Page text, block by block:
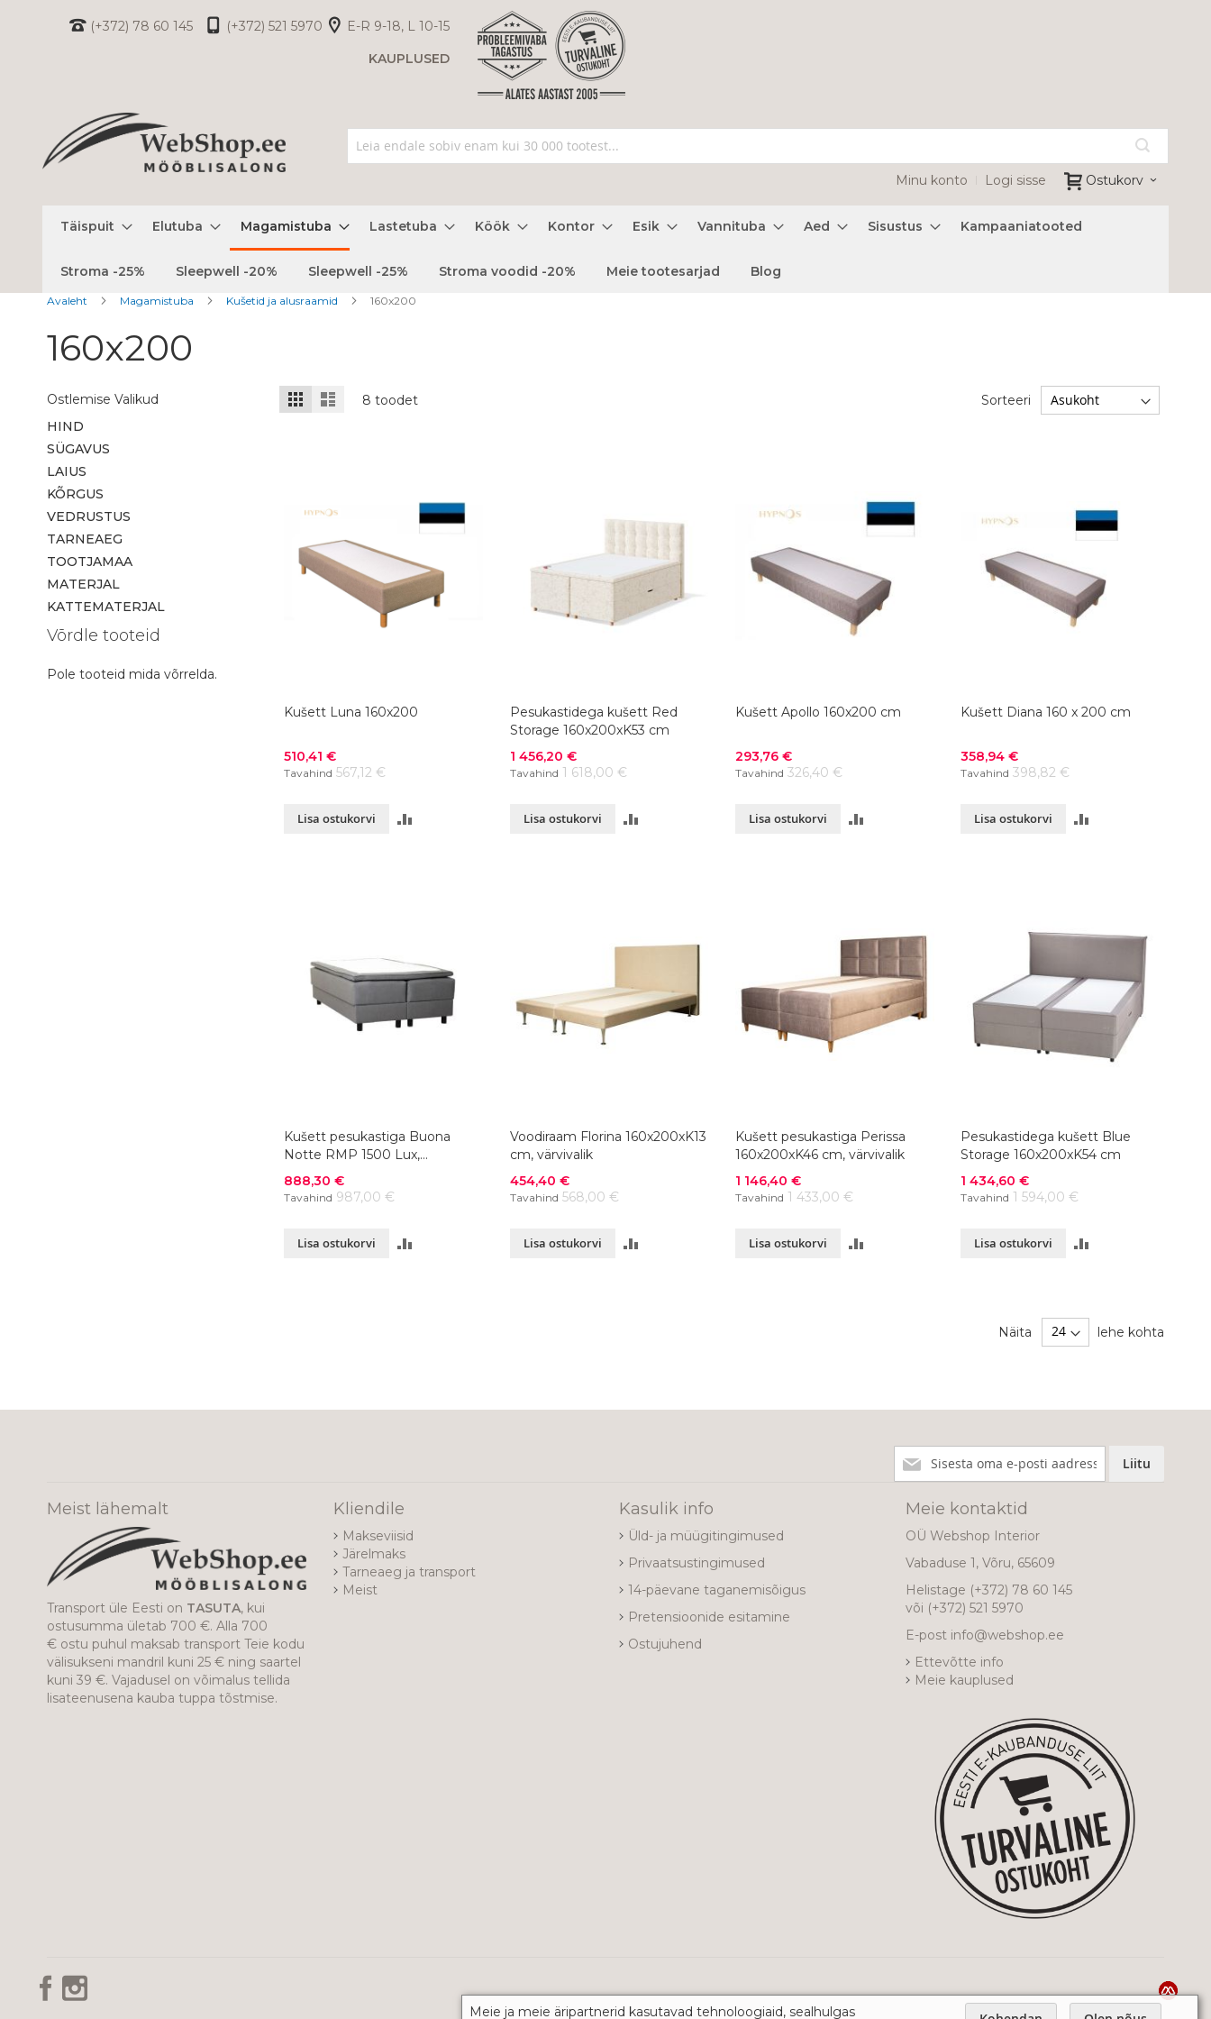
Meie ja meie äripartnerid kasutavad tehnoloogiaid, sealhulgas
(+372) 78 60 145 (+372) 521 5970
E-R 9-18, L 10-15
KAUPLUSED
Ostukorv
Minu konto Logi sisse
Täispuit Elutuba Magamistuba Lastetuba Köök Kontor Esik Vannituba Aed Sisustus Kampaaniatooted
Stroma -25% Sleepwell -20% Sleepwell -25% Stroma voodid -20% Meie tootesarjad Blog
Avaleht Magamistuba Kušetid ja alusraamid 160x200
160x200
Kuvamisviis
Ruudustik
Nimekiri
8 toodet Sorteeri
Kušett Luna 160x200
Soodushind
510,41 €
Tavahind 567,12 €
Lisa ostukorvi
Pesukastidega kušett Red
Storage 160x200xK53 cm
Soodushind
1 456,20 €
Tavahind 1 618,00 €
Lisa ostukorvi
Kušett Apollo 160x200 cm
Soodushind
293,76 €
Tavahind 326,40 €
Lisa ostukorvi
Kušett Diana 160 x 200 cm
Soodushind
358,94 €
Tavahind 398,82 €
Lisa ostukorvi
Kušett pesukastiga Buona
Notte RMP 1500 Lux,
160x200xK55 cm, värvivalik
Soodushind
888,30 €
Tavahind 987,00 €
Lisa ostukorvi
Voodiraam Florina 160x200xK13
cm, värvivalik
Soodushind
454,40 €
Tavahind 568,00 €
Lisa ostukorvi
Kušett pesukastiga Perissa
160x200xK46 cm, värvivalik
Soodushind
1 146,40 €
Tavahind 1 433,00 €
Lisa ostukorvi
Pesukastidega kušett Blue
Storage 160x200xK54 cm
Soodushind
1 434,60 €
Tavahind 1 594,00 €
Lisa ostukorvi
Näita lehe kohta
Ostlemise Valikud
HIND
SÜGAVUS
LAIUS
KÕRGUS
VEDRUSTUS
TARNEAEG
TOOTJAMAA
MATERJAL
KATTEMATERJAL
Võrdle tooteid
Pole tooteid mida võrrelda.
meie
Liitu
Meist lähemalt
Transport üle Eesti on TASUTA, kui
ostusumma ületab 700 €. Alla 700
€ ostu puhul maksab transport Teie kodu
välisukseni mandril kuni 25 € ning saartel
kuni 39 €. Vajadusel on võimalus tellida
lisateenusena kauba tuppa tõstmise.
Kliendile
Makseviisid
Järelmaks
Tarneaeg ja transport
Meist
Kasulik info
Üld- ja müügitingimused
Privaatsustingimused
14-päevane taganemisõigus
Pretensioonide esitamine
Ostujuhend
Meie kontaktid
OÜ Webshop Interior
Vabaduse 1, Võru, 65609
Helistage (+372) 78 60 145
või (+372) 521 5970
E-post info@webshop.ee
Ettevõtte info
Meie kauplused